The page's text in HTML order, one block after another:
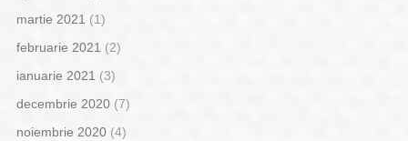
martie 2021 (1)
februarie 2021 (2)
ianuarie 2021 (3)
decembrie 2020(7)
noiembrie 2020(4)